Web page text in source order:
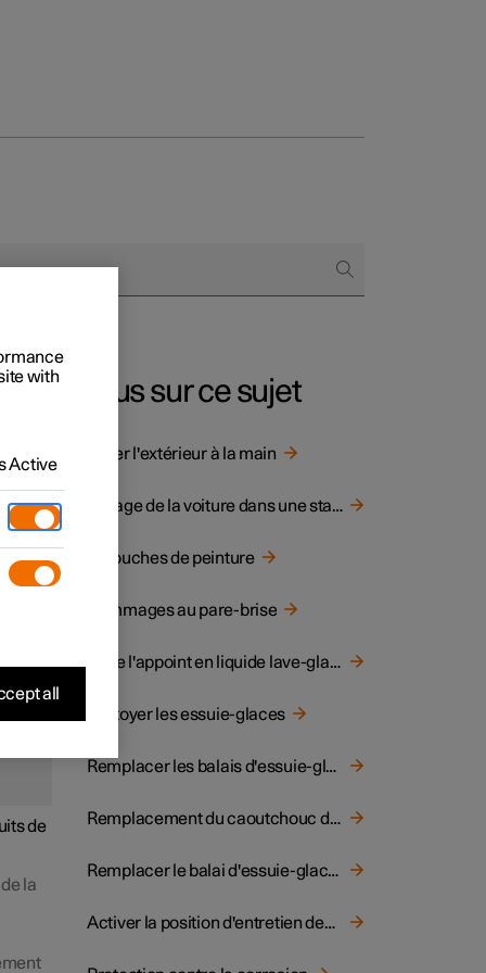
en nature
de
la
Plus sur ce sujet
Laver l'extérieur à la main
Lavage de la voiture dans une station de lavage automatique
Retouches de peinture
Dommages au pare-brise
Faire l'appoint en liquide lave-glace
Nettoyer les essuie-glaces
Remplacer les balais d'essuie-glace avant
Remplacement du caoutchouc du balai d'essuie-glace avant
Remplacer le balai d'essuie-glace arrière
Activer la position d'entretien des essuie-glaces
with
Active
all